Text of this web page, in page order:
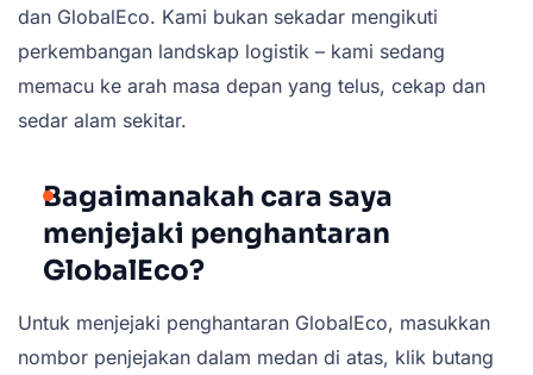
dan GlobalEco. Kami bukan sekadar mengikuti
perkembangan landskap logistik – kami sedang
memacu ke arah masa depan yang telus, cekap dan
sedar alam sekitar.
Bagaimanakah cara saya
menjejaki penghantaran
GlobalEco?
Untuk menjejaki penghantaran GlobalEco, masukkan
nombor penjejakan dalam medan di atas, klik butang